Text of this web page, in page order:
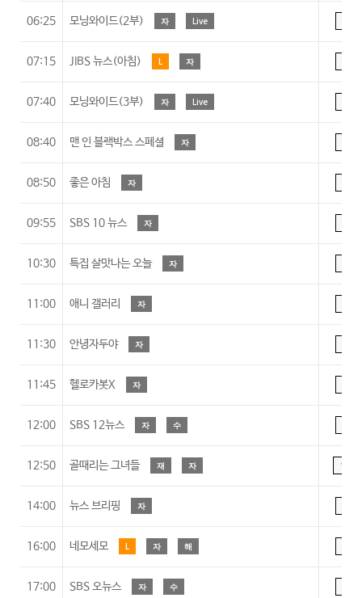
06:25 모닝와이드(2부) 자 Live
07:15 JIBS 뉴스(아침) L 자
07:40 모닝와이드(3부) 자 Live
08:40 맨 인 블랙박스 스페셜 자
08:50 좋은 아침 자
09:55 SBS 10 뉴스 자
10:30 특집 살맛나는 오늘 자
11:00 애니 갤러리 자
11:30 안녕자두야 자
11:45 헬로카봇X 자
12:00 SBS 12뉴스 자 수
12:50 골때리는 그녀들 재 자 15
14:00 뉴스 브리핑 자
16:00 네모세모 L 자 해
17:00 SBS 오뉴스 자 수